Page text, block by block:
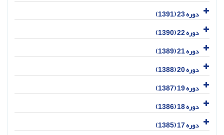
دوره 23 (1391)
دوره 22 (1390)
دوره 21 (1389)
دوره 20 (1388)
دوره 19 (1387)
دوره 18 (1386)
دوره 17 (1385)